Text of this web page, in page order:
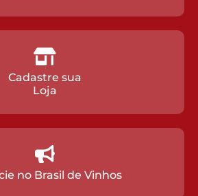
Cadastre sua
Loja
no Brasil de Vinhos